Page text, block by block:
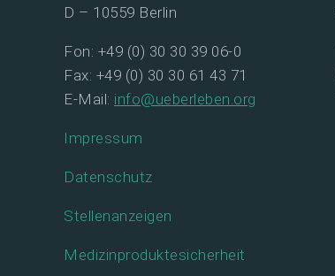
D – 10559 Berlin
Fon: +49 (0) 30 30 39 06-0
Fax: +49 (0) 30 30 61 43 71
E-Mail: info@ueberleben.org
Impressum
Datenschutz
Stellenanzeigen
Medizinproduktesicherheit